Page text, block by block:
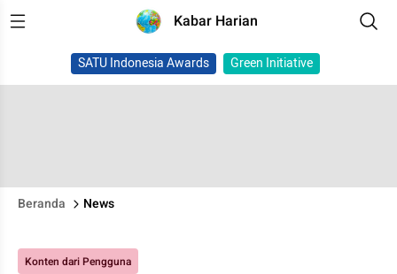
Kabar Harian
SATU Indonesia Awards Green Initiative
Beranda News
Konten dari Pengguna